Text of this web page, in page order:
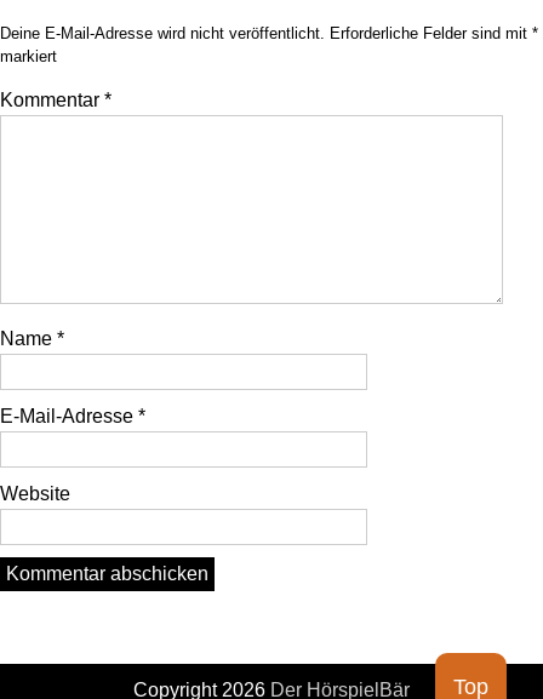
Deine E-Mail-Adresse wird nicht veröffentlicht. Erforderliche Felder sind mit *
markiert
Kommentar *
Name *
E-Mail-Adresse *
Website
Copyright 2026 Der HörspielBär Top